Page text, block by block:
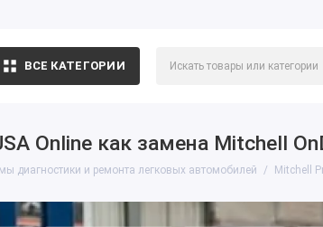
ВСЕ КАТЕГОРИИ
Online как замена Mitchell
диагностики и ремонта легковых автомобилей Mitchell